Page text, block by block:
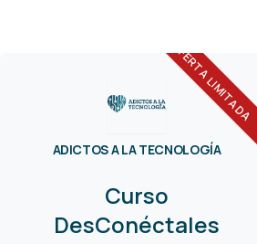
OFERTA LIMITADA
ADICTOS A LA TECNOLOGÍA
Curso
DesConéctales